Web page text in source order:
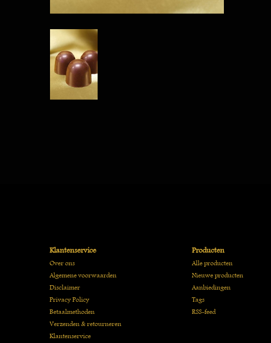
Klantenservice
Over ons
Algemene voorwaarden
Disclaimer
Privacy Policy
Betaalmethoden
Verzenden & retourneren
Klantenservice
Producten
Alle producten
Nieuwe producten
Aanbiedingen
Tags
RSS-feed